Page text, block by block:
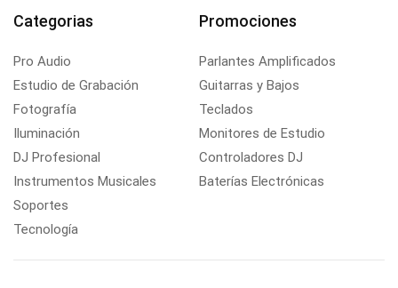
Categorias
Pro Audio
Estudio de Grabación
Fotografía
Iluminación
DJ Profesional
Instrumentos Musicales
Soportes
Tecnología
Promociones
Parlantes Amplificados
Guitarras y Bajos
Teclados
Monitores de Estudio
Controladores DJ
Baterías Electrónicas